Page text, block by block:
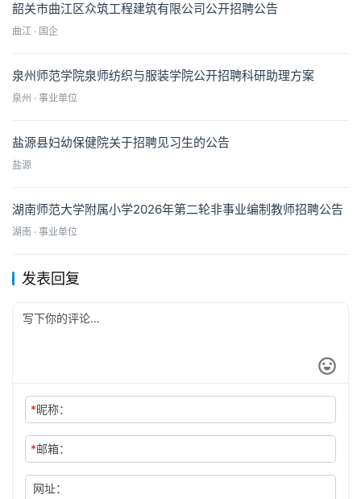
韶关市曲江区众筑工程建筑有限公司公开招聘公告
曲江 · 国企
泉州师范学院泉师纺织与服装学院公开招聘科研助理方案
泉州 · 事业单位
盐源县妇幼保健院关于招聘见习生的公告
盐源
湖南师范大学附属小学2026年第二轮非事业编制教师招聘公告
湖南 · 事业单位
发表回复
*昵称：
*邮箱：
网址：